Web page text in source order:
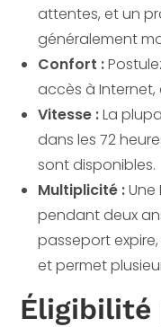
attentes, et un
généralement
Confort :
accès à
Vitesse :La
dans les 72
sont disponibles.
Multiplicité :Une
pendant deux
passeport
et permet
Éligibilité